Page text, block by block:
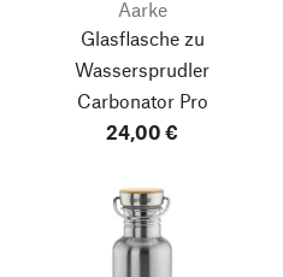
Aarke
Glasflasche zu
Wassersprudler
Carbonator Pro
24,00 €